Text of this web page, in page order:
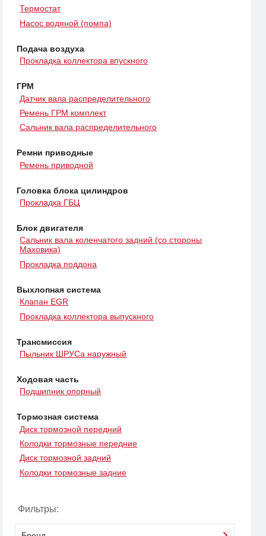
Термостат
Насос водяной (помпа)
Подача воздуха
Прокладка коллектора впускного
ГРМ
Датчик вала распределительного
Ремень ГРМ комплект
Сальник вала распределительного
Ремни приводные
Ремень приводной
Головка блока цилиндров
Прокладка ГБЦ
Блок двигателя
Сальник вала коленчатого задний (со стороны
Маховика)
Прокладка поддона
Выхлопная система
Клапан EGR
Прокладка коллектора выпускного
Трансмиссия
Пыльник ШРУСа наружный
Ходовая часть
Подшипник опорный
Тормозная система
Диск тормозной передний
Колодки тормозные передние
Диск тормозной задний
Колодки тормозные задние
Фильтры: